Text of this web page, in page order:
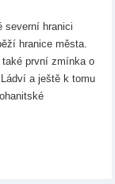
severní hranici
hranice města.
první zmínka o
a ještě k tomu